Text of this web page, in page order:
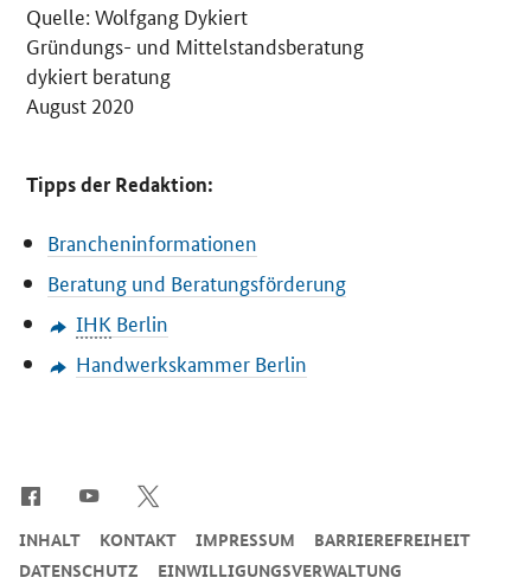
Quelle: Wolfgang Dykiert
Gründungs- und Mittelstandsberatung
dykiert beratung
August 2020
Tipps der Redaktion:
Brancheninformationen
Beratung und Beratungsförderung
IHK Berlin
Handwerkskammer Berlin
INHALT KONTAKT IMPRESSUM
BARRIEREFREIHEIT
DATENSCHUTZ
EINWILLIGUNGSVERWALTUNG